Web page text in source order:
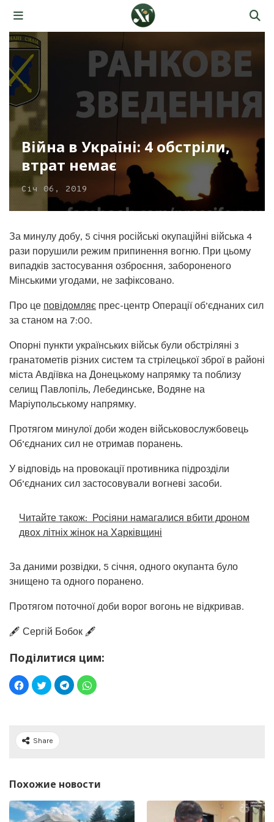
Війна в Україні: 4 обстріли,
втрат немає
Січ 06, 2019
За минулу добу, 5 січня російські окупаційні війська 4
рази порушили режим припинення вогню. При цьому
випадків застосування озброєння, забороненого
Мінськими угодами, не зафіксовано.
Про це повідомляє прес-центр Операції об’єднаних сил
за станом на 7:00.
Опорні пункти українських військ були обстріляні з
гранатометів різних систем та стрілецької зброї в районі
міста Авдіївка на Донецькому напрямку та поблизу
селищ Павлопіль, Лебединське, Водяне на
Маріупольському напрямку.
Протягом минулої доби жоден військовослужбовець
Об’єднаних сил не отримав поранень.
У відповідь на провокації противника підрозділи
Об’єднаних сил застосовували вогневі засоби.
Читайте також: Росіяни намагалися вбити дроном
двох літніх жінок на Харківщині
За даними розвідки, 5 січня, одного окупанта було
знищено та одного поранено.
Протягом поточної доби ворог вогонь не відкривав.
🖋️ Сергій Бобок 🖋️
Поділитися цим:
Share
Похожие новости